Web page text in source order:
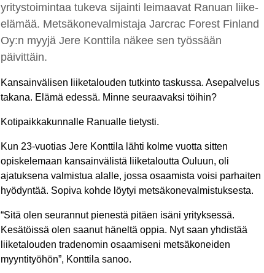
yritystoimintaa tukeva sijainti leimaavat Ranuan liike-
elämää. Metsäkonevalmistaja Jarcrac Forest Finland
Oy:n myyjä Jere Konttila näkee sen työssään
päivittäin.
Kansainvälisen liiketalouden tutkinto taskussa. Asepalvelus
takana. Elämä edessä. Minne seuraavaksi töihin?
Kotipaikkakunnalle Ranualle tietysti.
Kun 23-vuotias Jere Konttila lähti kolme vuotta sitten
opiskelemaan kansainvälistä liiketaloutta Ouluun, oli
ajatuksena valmistua alalle, jossa osaamista voisi parhaiten
hyödyntää. Sopiva kohde löytyi metsäkonevalmistuksesta.
“Sitä olen seurannut pienestä pitäen isäni yrityksessä.
Kesätöissä olen saanut häneltä oppia. Nyt saan yhdistää
liiketalouden tradenomin osaamiseni metsäkoneiden
myyntityöhön”, Konttila sanoo.